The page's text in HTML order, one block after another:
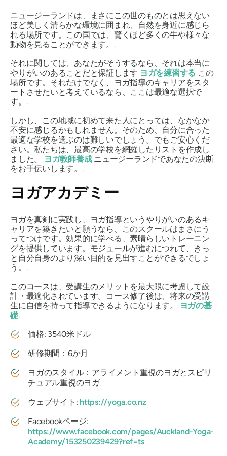
ニュージーランドは、まさにこの世のものとは思えない
ほど美しく清らかな環境に囲まれ、自然を身近に感じら
れる場所です。この国では、驚くほど多くの牛や様々な
動物を見ることができます。.
それに関しては、あなたがそうするなら、それは本当に
やりがいのあることだと保証します ヨガを練習する この
場所です。それだけでなく、ヨガ指導のキャリアをスタ
ートさせたいと考えているなら、ここは最適な選択で
す。.
しかし、この地域に初めて来た人にとっては、なかなか
不安に感じるかもしれません。そのため、自分に合った
最適な学校を選ぶのは難しいでしょう。でもご安心くだ
さい。私たちは、最高の学校を網羅したリストを作成し
ました。
ヨガ教師養成ニュージーランドであなたの決断
をお手伝いします。.
ヨガアカデミー
ヨガを真剣に実践し、ヨガ指導というやりがいのあるキ
ャリアを築きたいと願うなら、このスクールはまさにう
ってつけです。効果的に学べる、素晴らしいトレーニン
グを提供しています。モジュールが進むにつれて、きっ
と自分自身のより深い目的を見出すことができるでしょ
う。.
このコースは、受講生のメリットを最大限に考慮して設
計・最適化されています。コース修了後は、将来の受講
生に自信を持って指導できるようになります。
ヨガの基
礎.
価格: 3540米ドル
研修期間：6か月
ヨガのスタイル：アライメント重視のヨガとスピリ
チュアル重視のヨガ
ウェブサイト: https://yoga.co.nz
Facebookページ:
https://www.facebook.com/pages/Auckland-Yoga-
Academy/153250239429?ref=ts